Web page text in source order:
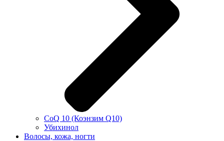
CoQ 10 (Коэнзим Q10)
Убихинол
Волосы, кожа, ногти